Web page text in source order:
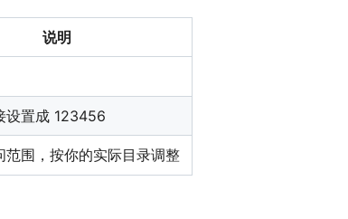
说明
设置成 123456
范围，按你的实际目录调整